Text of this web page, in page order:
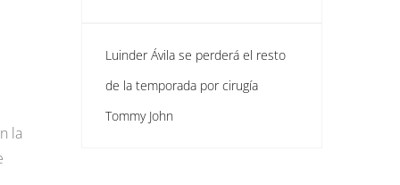
la
Luinder Ávila se perderá el resto
de la temporada por cirugía
Tommy John